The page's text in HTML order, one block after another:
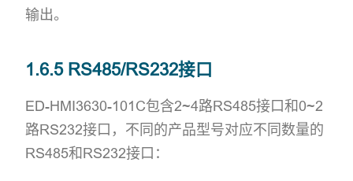
输出。
1.6.5 RS485/RS232接口
ED-HMI3630-101C包含2~4路RS485接口和0~2
路RS232接口，不同的产品型号对应不同数量的
RS485和RS232接口：